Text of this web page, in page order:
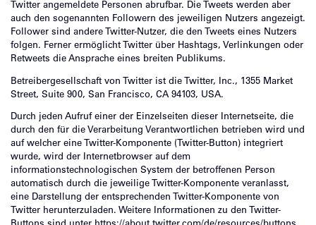
Twitter angemeldete Personen abrufbar. Die Tweets werden aber
auch den sogenannten Followern des jeweiligen Nutzers angezeigt.
Follower sind andere Twitter-Nutzer, die den Tweets eines Nutzers
folgen. Ferner ermöglicht Twitter über Hashtags, Verlinkungen oder
Retweets die Ansprache eines breiten Publikums.
Betreibergesellschaft von Twitter ist die Twitter, Inc., 1355 Market
Street, Suite 900, San Francisco, CA 94103, USA.
Durch jeden Aufruf einer der Einzelseiten dieser Internetseite, die
durch den für die Verarbeitung Verantwortlichen betrieben wird und
auf welcher eine Twitter-Komponente (Twitter-Button) integriert
wurde, wird der Internetbrowser auf dem
informationstechnologischen System der betroffenen Person
automatisch durch die jeweilige Twitter-Komponente veranlasst,
eine Darstellung der entsprechenden Twitter-Komponente von
Twitter herunterzuladen. Weitere Informationen zu den Twitter-